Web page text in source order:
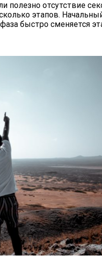
полезно отсутствие
этапов.
быстро